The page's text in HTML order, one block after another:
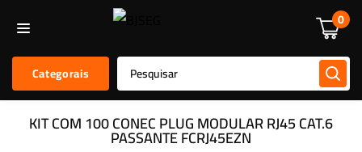
0
Categorais
Alarmes E Sensores
KIT COM 100 CONEC PLUG MODULAR RJ45 CAT.6
PASSANTE FCRJ45EZN